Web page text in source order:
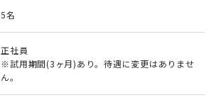
5名
正社員
※試用期間(3ヶ月)あり。待遇に変更はありませ
ん。